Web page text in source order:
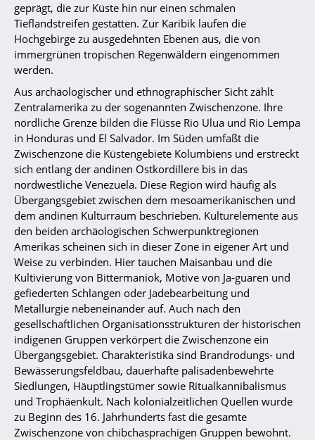
geprägt, die zur Küste hin nur einen schmalen
Tieflandstreifen gestatten. Zur Karibik laufen die
Hochgebirge zu ausgedehnten Ebenen aus, die von
immergrünen tropischen Regenwäldern eingenommen
werden.
Aus archäologischer und ethnographischer Sicht zählt
Zentralamerika zu der sogenannten Zwischenzone. Ihre
nördliche Grenze bilden die Flüsse Rio Ulua und Rio Lempa
in Honduras und El Salvador. Im Süden umfaßt die
Zwischenzone die Küstengebiete Kolumbiens und erstreckt
sich entlang der andinen Ostkordillere bis in das
nordwestliche Venezuela. Diese Region wird häufig als
Übergangsgebiet zwischen dem mesoamerikanischen und
dem andinen Kulturraum beschrieben. Kulturelemente aus
den beiden archäologischen Schwerpunktregionen
Amerikas scheinen sich in dieser Zone in eigener Art und
Weise zu verbinden. Hier tauchen Maisanbau und die
Kultivierung von Bittermaniok, Motive von Ja-guaren und
gefiederten Schlangen oder Jadebearbeitung und
Metallurgie nebeneinander auf. Auch nach den
gesellschaftlichen Organisationsstrukturen der historischen
indigenen Gruppen verkörpert die Zwischenzone ein
Übergangsgebiet. Charakteristika sind Brandrodungs- und
Bewässerungsfeldbau, dauerhafte palisadenbewehrte
Siedlungen, Häuptlingstümer sowie Ritualkannibalismus
und Trophäenkult. Nach kolonialzeitlichen Quellen wurde
zu Beginn des 16. Jahrhunderts fast die gesamte
Zwischenzone von chibchasprachigen Gruppen bewohnt.